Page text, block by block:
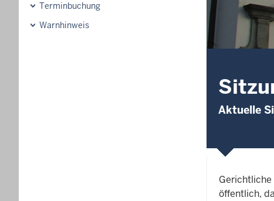
Terminbuchung
Warnhinweis
Aktuelle
öffentlich,